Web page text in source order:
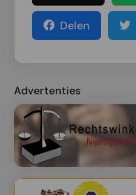
Delen
Advertenties